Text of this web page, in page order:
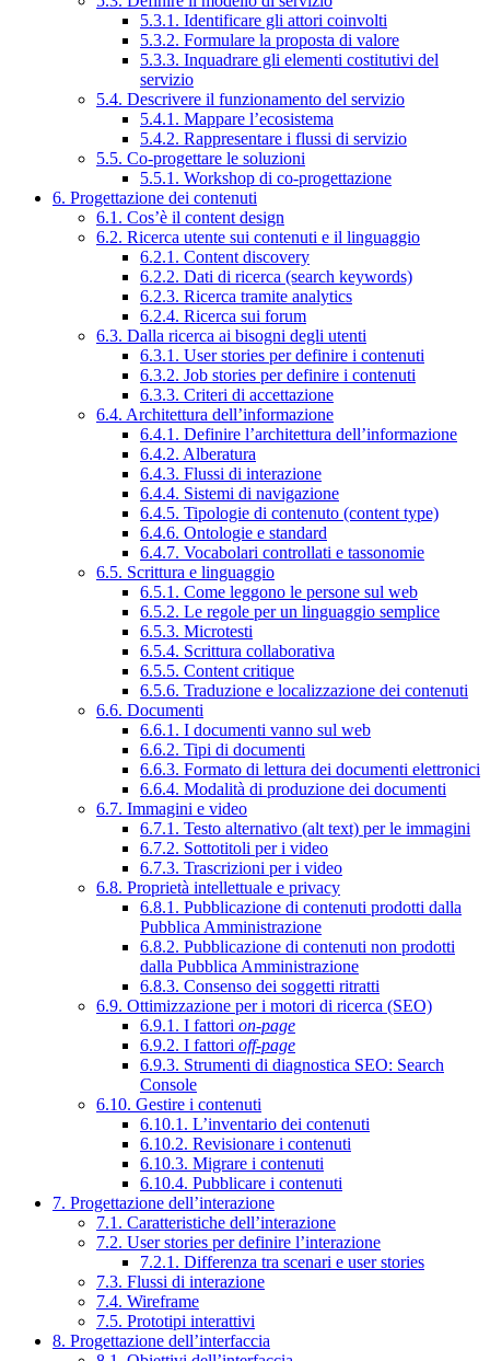
5.3.1. Identificare gli attori coinvolti
5.3.2. Formulare la proposta di valore
5.3.3. Inquadrare gli elementi costitutivi del
servizio
5.4. Descrivere il funzionamento del servizio
5.4.1. Mappare l’ecosistema
5.4.2. Rappresentare i flussi di servizio
5.5. Co-progettare le soluzioni
5.5.1. Workshop di co-progettazione
6. Progettazione dei contenuti
6.1. Cos’è il content design
6.2. Ricerca utente sui contenuti e il linguaggio
6.2.1. Content discovery
6.2.2. Dati di ricerca (search keywords)
6.2.3. Ricerca tramite analytics
6.2.4. Ricerca sui forum
6.3. Dalla ricerca ai bisogni degli utenti
6.3.1. User stories per definire i contenuti
6.3.2. Job stories per definire i contenuti
6.3.3. Criteri di accettazione
6.4. Architettura dell’informazione
6.4.1. Definire l’architettura dell’informazione
6.4.2. Alberatura
6.4.3. Flussi di interazione
6.4.4. Sistemi di navigazione
6.4.5. Tipologie di contenuto (content type)
6.4.6. Ontologie e standard
6.4.7. Vocabolari controllati e tassonomie
6.5. Scrittura e linguaggio
6.5.1. Come leggono le persone sul web
6.5.2. Le regole per un linguaggio semplice
6.5.3. Microtesti
6.5.4. Scrittura collaborativa
6.5.5. Content critique
6.5.6. Traduzione e localizzazione dei contenuti
6.6. Documenti
6.6.1. I documenti vanno sul web
6.6.2. Tipi di documenti
6.6.3. Formato di lettura dei documenti elettronici
6.6.4. Modalità di produzione dei documenti
6.7. Immagini e video
6.7.1. Testo alternativo (alt text) per le immagini
6.7.2. Sottotitoli per i video
6.7.3. Trascrizioni per i video
6.8. Proprietà intellettuale e privacy
6.8.1. Pubblicazione di contenuti prodotti dalla
Pubblica Amministrazione
6.8.2. Pubblicazione di contenuti non prodotti
dalla Pubblica Amministrazione
6.8.3. Consenso dei soggetti ritratti
6.9. Ottimizzazione per i motori di ricerca (SEO)
6.9.1. I fattori on-page
6.9.2. I fattori off-page
6.9.3. Strumenti di diagnostica SEO: Search
Console
6.10. Gestire i contenuti
6.10.1. L’inventario dei contenuti
6.10.2. Revisionare i contenuti
6.10.3. Migrare i contenuti
6.10.4. Pubblicare i contenuti
7. Progettazione dell’interazione
7.1. Caratteristiche dell’interazione
7.2. User stories per definire l’interazione
7.2.1. Differenza tra scenari e user stories
7.3. Flussi di interazione
7.4. Wireframe
7.5. Prototipi interattivi
8. Progettazione dell’interfaccia